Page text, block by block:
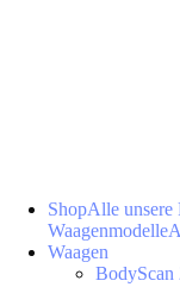
ShopAlle unsere
Waagenmodelle
Waagen
BodyScan